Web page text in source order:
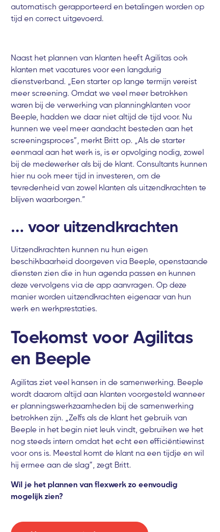
automatisch gerapporteerd en betalingen worden op
tijd en correct uitgevoerd.
Naast het plannen van klanten heeft Agilitas ook
klanten met vacatures voor een langdurig
dienstverband. „Een starter op lange termijn vereist
meer screening. Omdat we veel meer betrokken
waren bij de verwerking van planningklanten voor
Beeple, hadden we daar niet altijd de tijd voor. Nu
kunnen we veel meer aandacht besteden aan het
screeningsproces”, merkt Britt op. „Als de starter
eenmaal aan het werk is, is er opvolging nodig, zowel
bij de medewerker als bij de klant. Consultants kunnen
hier nu ook meer tijd in investeren, om de
tevredenheid van zowel klanten als uitzendkrachten te
blijven waarborgen.”
... voor uitzendkrachten
Uitzendkrachten kunnen nu hun eigen
beschikbaarheid doorgeven via Beeple, openstaande
diensten zien die in hun agenda passen en kunnen
deze vervolgens via de app aanvragen. Op deze
manier worden uitzendkrachten eigenaar van hun
werk en werkprestaties.
Toekomst voor Agilitas
en Beeple
Agilitas ziet veel kansen in de samenwerking. Beeple
wordt daarom altijd aan klanten voorgesteld wanneer
er planningswerkzaamheden bij de samenwerking
betrokken zijn. „Zelfs als de klant het gebruik van
Beeple in het begin niet leuk vindt, gebruiken we het
nog steeds intern omdat het echt een efficiëntiewinst
voor ons is. Meestal komt de klant na een tijdje en wil
hij ermee aan de slag”, zegt Britt.
Wil je het plannen van flexwerk zo eenvoudig
mogelijk zien?